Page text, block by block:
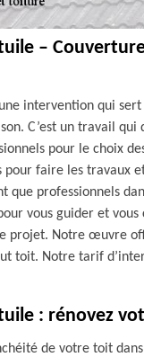
–
intervention qui
C’est un travail qui
pour le choix
pour faire les travaux
que professionnels
vous guider et vous
projet. Notre œuvre
toit. Notre tarif
: rénovez
de votre toit